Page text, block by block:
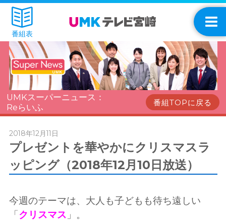
番組表
UMKスーパーニュース：
Reらいふ
番組TOPに戻る
2018年12月11日
プレゼントを華やかにクリスマスラ
ッピング（2018年12月10日放送）
今週のテーマは、大人も子どもも待ち遠しい
「クリスマス 」。